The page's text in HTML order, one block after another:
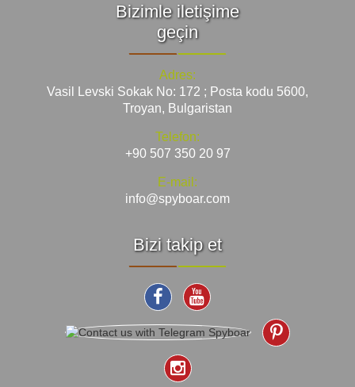
Bizimle iletişime
geçin
Adres:
Vasil Levski Sokak No: 172 ; Posta kodu 5600,
Troyan, Bulgaristan
Telefon:
+90 507 350 20 97
E-mail:
info@spyboar.com
Bizi takip et